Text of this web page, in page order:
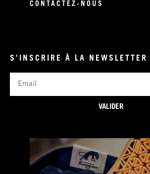
CONTACTEZ-NOUS
S'INSCRIRE À LA NEWSLETTER
VALIDER